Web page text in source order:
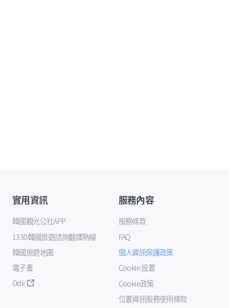
實用資訊
韓國觀光公社APP
1330韓國旅遊諮詢翻譯熱線
韓國旅遊地圖
電子書
Odii
服務內容
服務條款
FAQ
個人資訊保護政策
Cookie 設置
Cookie政策
位置資訊服務使用條款